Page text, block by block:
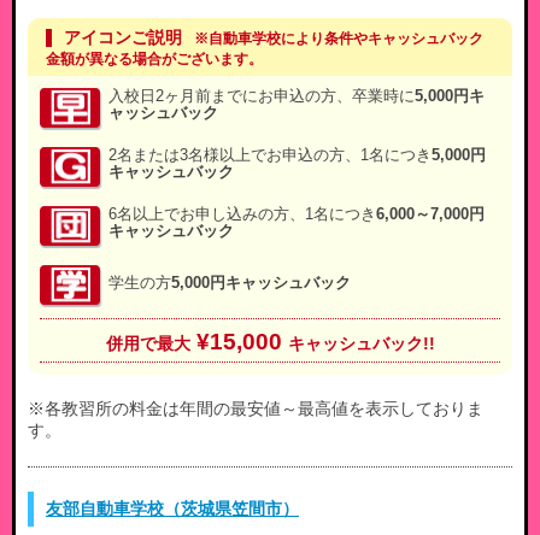
アイコンご説明
※自動車学校により条件やキャッシュバック
金額が異なる場合がございます。
入校日2ヶ月前までにお申込の方、卒業時に5,000円キ
ャッシュバック
2名または3名様以上でお申込の方、1名につき5,000円
キャッシュバック
6名以上でお申し込みの方、1名につき6,000～7,000円
キャッシュバック
学生の方5,000円キャッシュバック
併用で最大 ¥15,000 キャッシュバック!!
※各教習所の料金は年間の最安値～最高値を表示しておりま
す。
友部自動車学校（茨城県笠間市）